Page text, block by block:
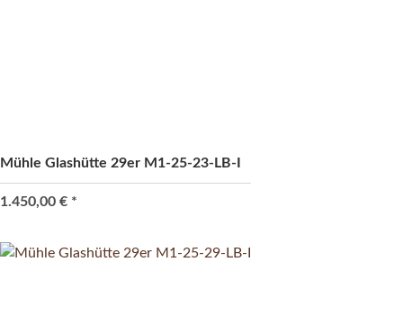
Mühle Glashütte 29er M1-25-23-LB-I
1.450,00 € *